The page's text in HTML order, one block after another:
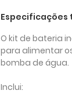
Especificações
O kit de bateria
para alimentar
bomba de água.
Inclui: